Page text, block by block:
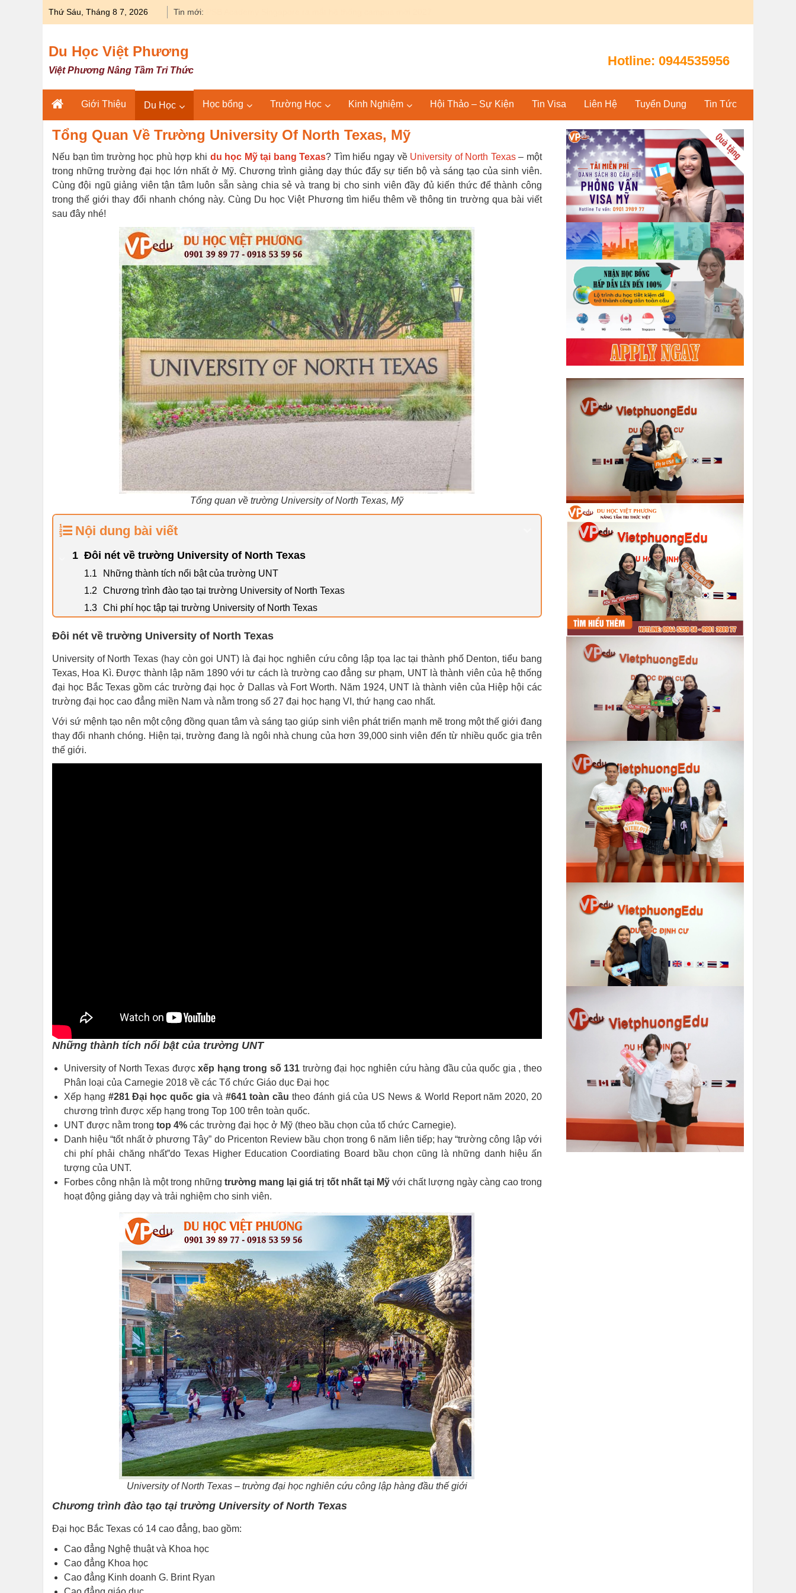
Thứ Sáu, Tháng 8 7, 2026 Tin mới:
Du Học Việt Phương
Việt Phương Nâng Tầm Tri Thức
Hotline: 0944535956
Giới Thiệu Du Học Học bổng Trường Học Kinh Nghiệm Hội Thảo – Sự Kiện Tin Visa Liên Hệ Tuyển Dụng Tin Tức
Tổng Quan Về Trường University Of North Texas, Mỹ
Nếu bạn tìm trường học phù hợp khi du học Mỹ tại bang Texas? Tìm hiểu ngay về University of North Texas– một
trong những trường đại học lớn nhất ở Mỹ. Chương trình giảng dạy thúc đẩy sự tiến bộ và sáng tạo của sinh viên.
Cùng đội ngũ giảng viên tận tâm luôn sẵn sàng chia sẻ và trang bị cho sinh viên đầy đủ kiến thức để thành công
trong thế giới thay đổi nhanh chóng này. Cùng Du học Việt Phương tìm hiểu thêm về thông tin trường qua bài viết
sau đây nhé!
Tổng quan về trường University of North Texas, Mỹ
Nội dung bài viết
Đôi nét về trường University of North Texas
Những thành tích nổi bật của trường UNT
Chương trình đào tạo tại trường University of North Texas
Chi phí học tập tại trường University of North Texas
Đôi nét về trường University of North Texas
University of North Texas (hay còn gọi UNT) là đại học nghiên cứu công lập tọa lạc tại thành phố Denton, tiểu bang
Texas, Hoa Kì. Được thành lập năm 1890 với tư cách là trường cao đẳng sư phạm, UNT là thành viên của hệ thống
đại học Bắc Texas gồm các trường đại học ở Dallas và Fort Worth. Năm 1924, UNT là thành viên của Hiệp hội các
trường đại học cao đẳng miền Nam và nằm trong số 27 đại học hạng VI, thứ hạng cao nhất.
Với sứ mệnh tạo nên một cộng đồng quan tâm và sáng tạo giúp sinh viên phát triển mạnh mẽ trong một thế giới đang
thay đổi nhanh chóng. Hiện tại, trường đang là ngôi nhà chung của hơn 39,000 sinh viên đến từ nhiều quốc gia trên
thế giới.
Những thành tích nổi bật của trường UNT
University of North Texas đượcxếp hạng trong số 131 trường đại học nghiên cứu hàng đầu của quốc gia , theo
Phân loại của Carnegie 2018 về các Tổ chức Giáo dục Đại học
Xếp hạng #281 Đại học quốc giavà #641 toàn cầu theo đánh giá của US News & World Report năm 2020, 20
chương trình được xếp hạng trong Top 100 trên toàn quốc.
UNT được nằm trong top 4% các trường đại học ở Mỹ (theo bầu chọn của tổ chức Carnegie).
Danh hiệu “tốt nhất ở phương Tây” do Pricenton Review bầu chọn trong 6 năm liên tiếp; hay “trường công lập với
chi phí phải chăng nhất”do Texas Higher Education Coordiating Board bầu chọn cũng là những danh hiệu ấn
tượng của UNT.
Forbes công nhận là một trong nhữngtrường mang lại giá trị tốt nhất tại Mỹvới chất lượng ngày càng cao trong
hoạt động giảng dạy và trải nghiệm cho sinh viên.
University of North Texas – trường đại học nghiên cứu công lập hàng đầu thế giới
Chương trình đào tạo tại trường University of North Texas
Đại học Bắc Texas có 14 cao đẳng, bao gồm:
Cao đẳng Nghệ thuật và Khoa học
Cao đẳng Khoa học
Cao đẳng Kinh doanh G. Brint Ryan